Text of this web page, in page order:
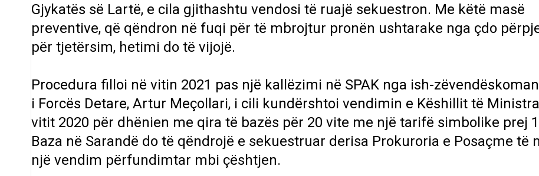
Gjykatës së Lartë, e cila gjithashtu vendosi të ruajë sekuestron. Me këtë masë
preventive, që qëndron në fuqi për të mbrojtur pronën ushtarake nga çdo
për tjetërsim, hetimi do të vijojë.
Procedura filloi në vitin 2021 pas një kallëzimi në SPAK nga ish-
i Forcës Detare, Artur Meçollari, i cili kundërshtoi vendimin e Këshillit të
vitit 2020 për dhënien me qira të bazës për 20 vite me një tarifë simbolike prej
Baza në Sarandë do të qëndrojë e sekuestruar derisa Prokuroria e Posaçme të
një vendim përfundimtar mbi çështjen.